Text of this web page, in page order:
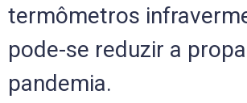
termômetros
pode-se reduzir a
pandemia.